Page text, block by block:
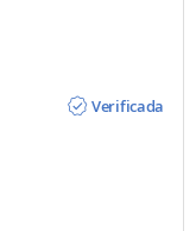
Verificada